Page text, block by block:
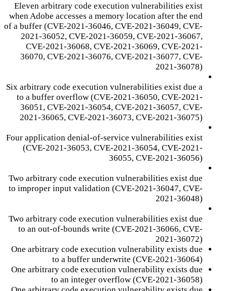
Eleven arbitrary code execution vulnerabilities exist
when Adobe accesses a memory location after the end
of a buffer (CVE-2021-36046, CVE-2021-36049, CVE-
2021-36052, CVE-2021-36059, CVE-2021-36067,
CVE-2021-36068, CVE-2021-36069, CVE-2021-
36070, CVE-2021-36076, CVE-2021-36077, CVE-
2021-36078)
Six arbitrary code execution vulnerabilities exist due a
to a buffer overflow (CVE-2021-36050, CVE-2021-
36051, CVE-2021-36054, CVE-2021-36057, CVE-
2021-36065, CVE-2021-36073, CVE-2021-36075)
Four application denial-of-service vulnerabilities exist
(CVE-2021-36053, CVE-2021-36054, CVE-2021-
36055, CVE-2021-36056)
Two arbitrary code execution vulnerabilities exist due
to improper input validation (CVE-2021-36047, CVE-
2021-36048)
Two arbitrary code execution vulnerabilities exist due
to an out-of-bounds write (CVE-2021-36066, CVE-
2021-36072)
One arbitrary code execution vulnerability exists due
to a buffer underwrite (CVE-2021-36064)
One arbitrary code execution vulnerability exists due
to an integer overflow (CVE-2021-36058)